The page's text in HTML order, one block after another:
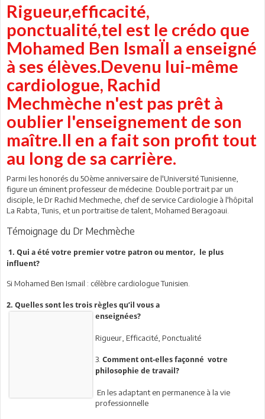
Rigueur,efficacité,
ponctualité,tel est le crédo que
Mohamed Ben IsmaÏl a enseigné
à ses élèves.Devenu lui-même
cardiologue, Rachid
Mechmèche n'est pas prêt à
oublier l'enseignement de son
maître.Il en a fait son profit tout
au long de sa carrière.
Parmi les honorés du 50ème anniversaire de l'Université Tunisienne,
figure un éminent professeur de médecine. Double portrait par un
disciple, le Dr Rachid Mechmeche, chef de service Cardiologie à l'hôpital
La Rabta, Tunis, et un portraitise de talent, Mohamed Beragoaui.
Témoignage du Dr Mechmèche
1. Qui a été votre premier votre patron ou mentor, le plus
influent?
Si Mohamed Ben Ismail : célèbre cardiologue Tunisien.
2. Quelles sont les trois règles qu’il vous a
enseignées?
Rigueur, Efficacité, Ponctualité
3. Comment ont-elles façonné votre
philosophie de travail?
En les adaptant en permanence à la vie
professionnelle